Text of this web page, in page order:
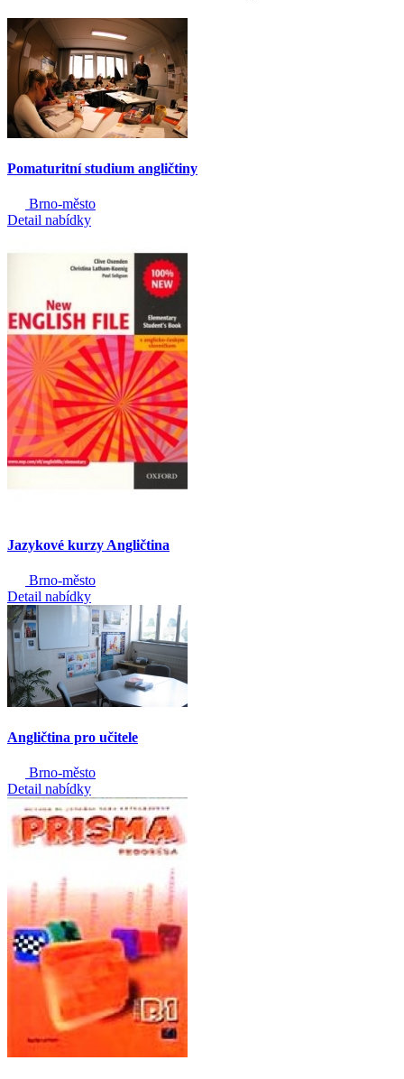
Pomaturitní studium angličtiny
Brno-město
Detail nabídky
Jazykové kurzy Angličtina
Brno-město
Detail nabídky
Angličtina pro učitele
Brno-město
Detail nabídky